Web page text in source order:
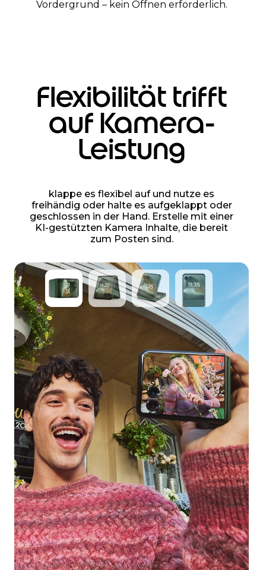
Vordergrund – kein Öffnen erforderlich.
Flexibilität trifft
auf Kamera-
Leistung
klappe es flexibel auf und nutze es
freihändig oder halte es aufgeklappt oder
geschlossen in der Hand. Erstelle mit einer
KI-gestützten Kamera Inhalte, die bereit
zum Posten sind.